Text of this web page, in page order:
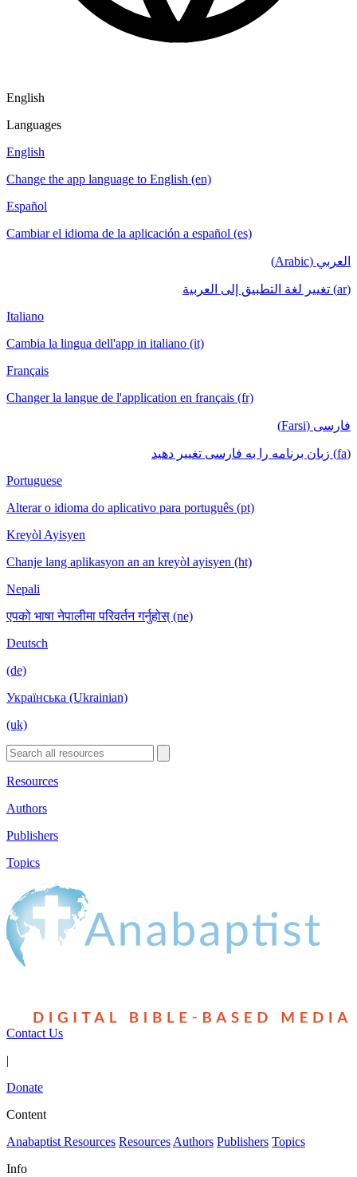
English
Languages
English
Change the app language to English (en)
Español
Cambiar el idioma de la aplicación a español (es)
العربي (Arabic)
(ar) تغيير لغة التطبيق إلى العربية
Italiano
Cambia la lingua dell'app in italiano (it)
Français
Changer la langue de l'application en français (fr)
فارسی (Farsi)
(fa) زبان برنامه را به فارسی تغییر دهید
Portuguese
Alterar o idioma do aplicativo para português (pt)
Kreyòl Ayisyen
Chanje lang aplikasyon an an kreyòl ayisyen (ht)
Nepali
एपको भाषा नेपालीमा परिवर्तन गर्नुहोस् (ne)
Deutsch
(de)
Українська (Ukrainian)
(uk)
Resources
Authors
Publishers
Topics
Contact Us
|
Donate
Content
Anabaptist Resources Resources Authors Publishers Topics
Info